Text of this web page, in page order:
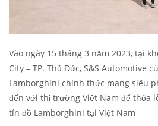
Vào ngày 15 tháng 3 năm 2023, tại
City – TP. Thủ Đức, S&S Automotive
Lamborghini chính thức mang siêu
đến với thị trường Việt Nam để thỏa
tín đồ Lamborghini tại Việt Nam